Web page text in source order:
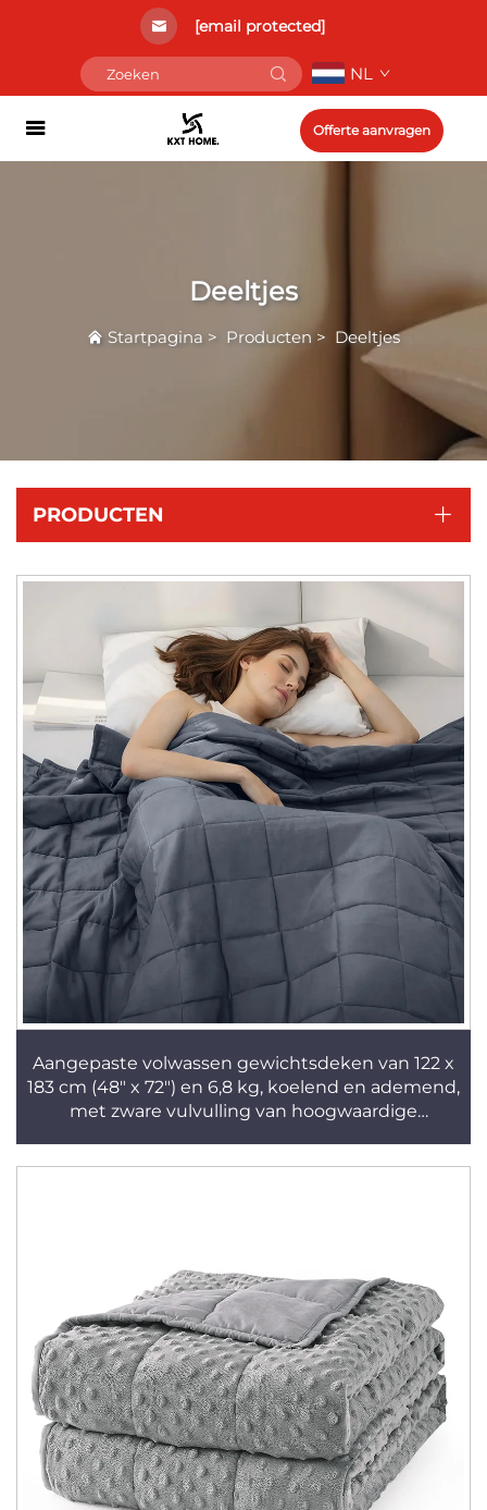
[email protected]
NL
Offerte aanvragen
Deeltjes
Startpagina > Producten > Deeltjes
PRODUCTEN
Aangepaste volwassen gewichtsdeken van 122 x
183 cm (48" x 72") en 6,8 kg, koelend en ademend,
met zware vulvulling van hoogwaardige